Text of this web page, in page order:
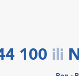
100 ili